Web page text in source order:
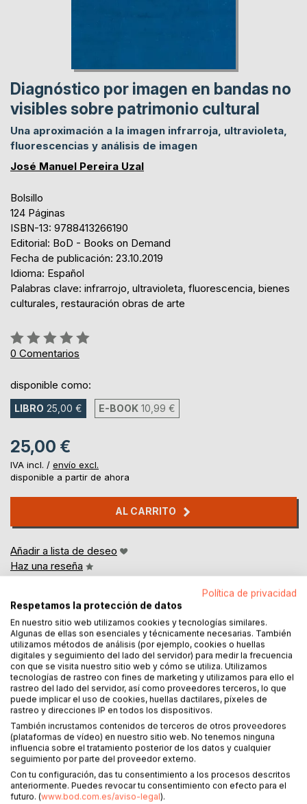
Diagnóstico por imagen en bandas no
visibles sobre patrimonio cultural
Una aproximación a la imagen infrarroja, ultravioleta,
fluorescencias y análisis de imagen
José Manuel Pereira Uzal
Bolsillo
124 Páginas
ISBN-13: 9788413266190
Editorial: BoD - Books on Demand
Fecha de publicación: 23.10.2019
Idioma: Español
Palabras clave: infrarrojo, ultravioleta, fluorescencia, bienes
culturales, restauración obras de arte
Rating:
0%
0 Comentarios
disponible como:
LIBRO 25,00 € E-BOOK 10,99 €
25,00 €
IVA incl. / envío excl.
disponible a partir de ahora
AL CARRITO
Añadir a lista de deseo
Haz una reseña
DESCRIPCIÓN
El presente trabajo nos adentra en el estado de la cuestión
del diagnóstico y digitalización de Bienes Culturales y
obras de arte en general a través de una extensa revisión
bibliográfica y experiencias del propio autor, con el fin de
ofrecernos una visión sobre las técnicas, equipos,
soluciones y paradojas en el ámbito de la formación de
imagen en áreas no visibles del espectro, como el
Política de privacidad
Respetamos la protección de datos
En nuestro sitio web utilizamos cookies y tecnologías similares.
Algunas de ellas son esenciales y técnicamente necesarias. También
utilizamos métodos de análisis (por ejemplo, cookies o huellas
digitales y seguimiento del lado del servidor) para medir la frecuencia
con que se visita nuestro sitio web y cómo se utiliza. Utilizamos
tecnologías de rastreo con fines de marketing y utilizamos para ello el
rastreo del lado del servidor, así como proveedores terceros, lo que
puede implicar el uso de cookies, huellas dactilares, píxeles de
rastreo y direcciones IP en todos los dispositivos.
También incrustamos contenidos de terceros de otros proveedores
(plataformas de vídeo) en nuestro sitio web. No tenemos ninguna
influencia sobre el tratamiento posterior de los datos y cualquier
seguimiento por parte del proveedor externo.
Con tu configuración, das tu consentimiento a los procesos descritos
anteriormente. Puedes revocar tu consentimiento con efecto para el
futuro. (www.bod.com.es/aviso-legal).